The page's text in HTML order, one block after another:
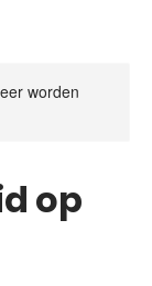
worden
op